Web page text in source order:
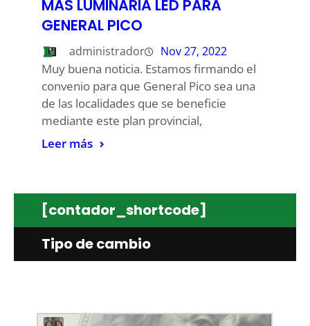
MÁS LUMINARIA LED PARA
GENERAL PICO
administrador Nov 27, 2022
Muy buena noticia. Estamos firmando el
convenio para que General Pico sea una
de las localidades que se beneficie
mediante este plan provincial,
Leer más
[contador_shortcode]
Tipo de cambio